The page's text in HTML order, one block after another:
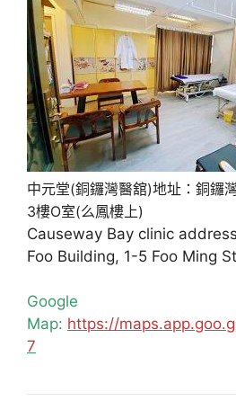
中元堂(銅鑼灣醫舘)地址：銅鑼
3樓O室(么鳳樓上)
Causeway Bay clinic
Foo Building, 1-5 Foo Ming
Google
Map: https://
7